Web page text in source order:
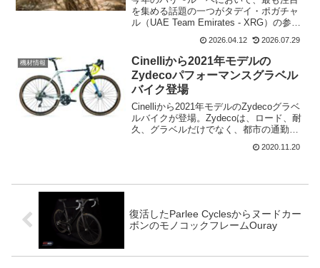
を集める話題の一つがタデイ・ポガチャ
ル（UAE Team Emirates - XRG）の参戦
だ。グランツールを制覇し、純粋なクラ
イマーとして名を馳せた彼が、なぜ体重
の重い選手たちが支配する北の地獄で優
勝...
2026.04.12 2026.07.29
機材情報
Cinelliから2021年モデルの
Zydecoパフォーマンスグラベル
バイク登場
Cinelliから2021年モデルのZydecoグラベ
ルバイクが登場。Zydecoは、ロード、耐
久、グラベルだけでなく、都市の通勤用
にも使えるように多様性に対応してい
る。Cinelli ZydecoCinelliは、Zydecoが油
2020.11.20
復活したParlee Cyclesからヌードカー
ボンのモノコックフレームOuray